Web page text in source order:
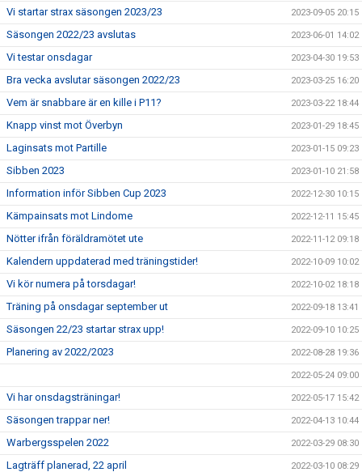
Vi startar strax säsongen 2023/23 2023-09-05 20:15
Säsongen 2022/23 avslutas 2023-06-01 14:02
Vi testar onsdagar 2023-04-30 19:53
Bra vecka avslutar säsongen 2022/23 2023-03-25 16:20
Vem är snabbare är en kille i P11? 2023-03-22 18:44
Knapp vinst mot Överbyn 2023-01-29 18:45
Laginsats mot Partille 2023-01-15 09:23
Sibben 2023 2023-01-10 21:58
Information inför Sibben Cup 2023 2022-12-30 10:15
Kämpainsats mot Lindome 2022-12-11 15:45
Nötter ifrån föräldramötet ute 2022-11-12 09:18
Kalendern uppdaterad med träningstider! 2022-10-09 10:02
Vi kör numera på torsdagar! 2022-10-02 18:18
Träning på onsdagar september ut 2022-09-18 13:41
Säsongen 22/23 startar strax upp! 2022-09-10 10:25
Planering av 2022/2023 2022-08-28 19:36
2022-05-24 09:00
Vi har onsdagsträningar! 2022-05-17 15:42
Säsongen trappar ner! 2022-04-13 10:44
Warbergsspelen 2022 2022-03-29 08:30
Lagträff planerad, 22 april 2022-03-10 08:29